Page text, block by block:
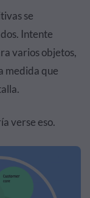
se
Intente
varios objetos,
medida que
verse eso.